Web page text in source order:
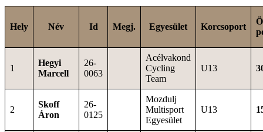
Hely Név Id Megj. Egyesület Korcsoport
1
Hegyi
Marcell
26-
0063
Acélvakond
Cycling
Team
U13
2
Skoff
Áron
26-
0125
Mozdulj
Multisport
Egyesület
U13